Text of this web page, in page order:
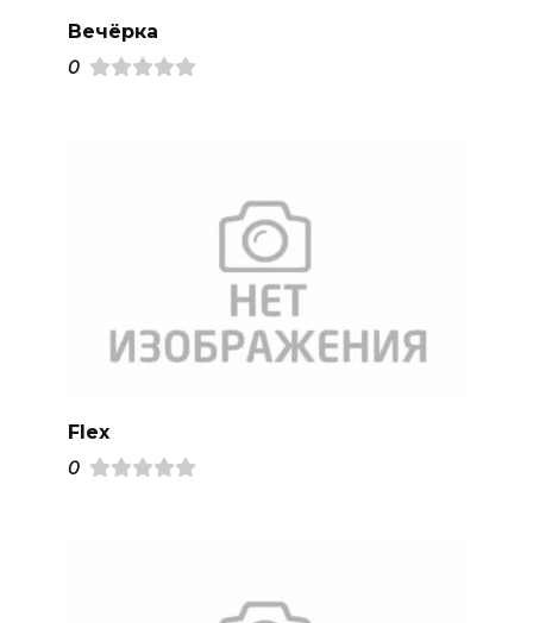
Вечёрка
0
Flex
0